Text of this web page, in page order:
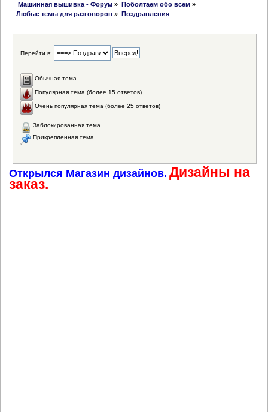
Машинная вышивка - Форум » Поболтаем обо всем»
Любые темы для разговоров » Поздравления
Перейти в:
Обычная тема
Популярная тема (более 15 ответов)
Очень популярная тема (более 25 ответов)
Заблокированная тема
Прикрепленная тема
Открылся Магазин дизайнов. Дизайны на
заказ.